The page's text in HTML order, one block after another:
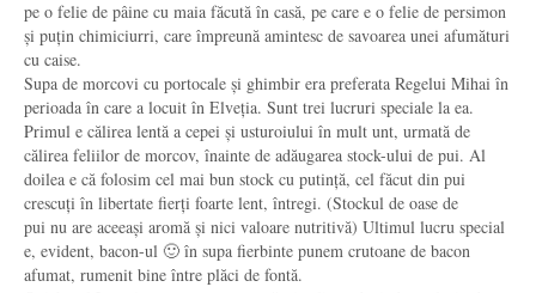
pe o felie de pâine cu maia făcută în casă, pe care e o felie de persimon
și puțin chimiciurri, care împreună amintesc de savoarea unei afumături
cu caise.
Supa de morcovi cu portocale și ghimbir era preferata Regelui Mihai în
perioada în care a locuit în Elveția. Sunt trei lucruri speciale la ea.
Primul e călirea lentă a cepei și usturoiului în mult unt, urmată de
călirea feliilor de morcov, înainte de adăugarea stock-ului de pui. Al
doilea e că folosim cel mai bun stock cu putință, cel făcut din pui
crescuți în libertate fierți foarte lent, întregi. (Stockul de oase de
pui nu are aceeași aromă și nici valoare nutritivă) Ultimul lucru special
e, evident, bacon-ul 🙂 în supa fierbinte punem crutoane de bacon
afumat, rumenit bine între plăci de fontă.